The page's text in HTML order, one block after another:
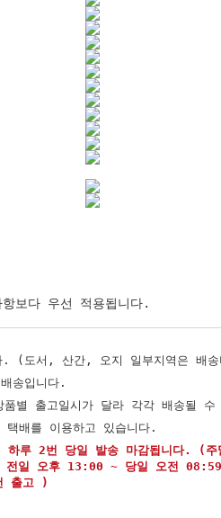
보다 우선 적용됩니다.
. (도서, 산간, 오지 일부지역은 배
송입니다.
품별 출고일시가 달라 각각 배송될 수
택배를 이용하고 있습니다.
루 2번 당일 발송 마감됩니다. (주
일 오후 13:00 ~ 당일 오전
출고 )